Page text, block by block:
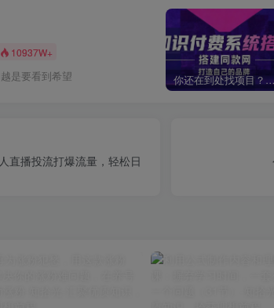
10937W+
是要看到希望 你还在到处找项目？还在当韭菜？我靠卖项目一个月收
直播投流打爆流量，轻松日